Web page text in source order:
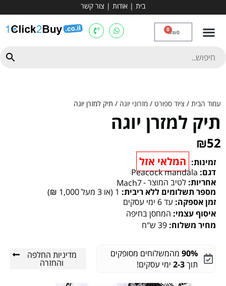
בית | אודות | צור קשר
₪0
0
עמוד הבית / ציוד ספורט / מזרוני יוגה / תיק למזרן יוגה
תיק למזרן יוגה
₪52
זמינות: המלאי אזל
דגם: Peacock mandala
אחריות: לטיב המוצר -Mach7
מספר תשלומים ללא ריבית: 1 (או 3 מעל 1,000 ₪)
זמן אספקה: עד 6 ימי עסקים
איסוף עצמי: המחסן בחיפה
מחיר משלוח: 39 ש"ח
90% מהמשלוחים מסופקים
תוך2-3 ימי עסקים!
מדיניות החלפה
והחזרה